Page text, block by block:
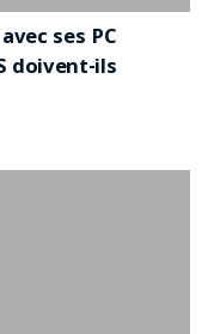
ses PC
doivent-ils